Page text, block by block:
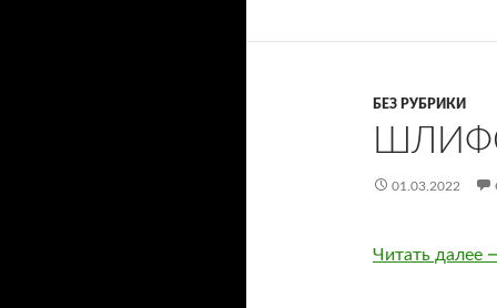
БЕЗ РУБРИКИ
01.03.2022
Читать далее